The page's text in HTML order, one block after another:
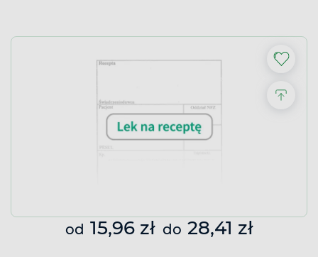
od 15,96 zł do 28,41 zł